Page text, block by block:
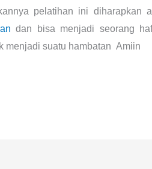
pelatihan ini diharapkan
dan bisa menjadi seorang
menjadi suatu hambatan Amiin